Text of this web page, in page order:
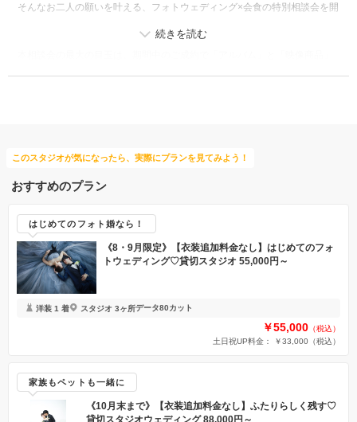
そんなお二人の願いを叶える、フォトウェディング×会食の特別相談会を開
をプレゼント。
ど、気になる細かな段取りまでプロのプランナーが丁寧に解説します。実
際のアルバムや映像サンプルをご覧いただきながら、ご家族が喜ぶ最高の1
日を一緒に描きませんか？
まずはギフト券付きのこの機会に、お気軽にご相談へお越しください。
このスタジオが気になったら、実際にプランを見てみよう！
おすすめのプラン
はじめてのフォト婚なら！
《8・9月限定》【衣装追加料金なし】はじめてのフォ
トウェディング♡貸切スタジオ 55,000円～
洋装 1 着 スタジオ 3ヶ所データ80カット
￥55,000 （税込）
土日祝UP料金： ￥33,000 （税込）
家族もペットも一緒に
《10月末まで》【衣装追加料金なし】ふたりらしく残す♡